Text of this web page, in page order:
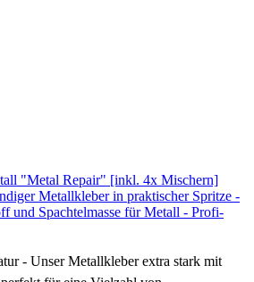
"Metal Repair" [inkl. 4x Mischern]
Metallkleber in praktischer Spritze -
und Spachtelmasse für Metall - Profi-
- Unser Metallkleber extra stark mit